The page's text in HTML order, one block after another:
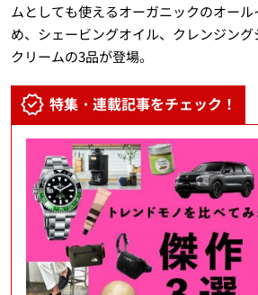
ムとしても使えるオーガニックのオー
め、シェービングオイル、クレンジン
クリームの3品が登場。
特集・連載記事をチェック！